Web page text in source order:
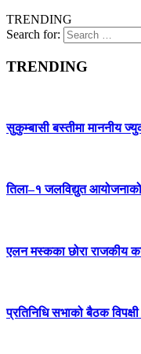
TRENDING
Search for:
TRENDING
सुकुम्बासी बस्तीमा माननीय
तिला–१ जलविद्युत
एलन मस्कका छोरा राजकीय
प्रतिनिधि सभाको बैठक